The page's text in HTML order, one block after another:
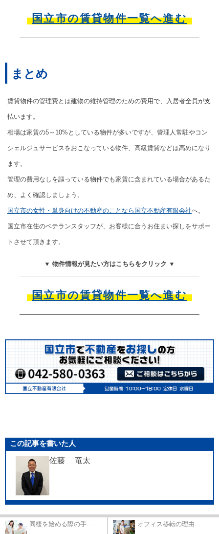
国立市の賃貸物件一覧へ進む
まとめ
賃貸物件の管理費とは建物の維持管理のための費用で、入居者全員が支
払います。
相場は家賃の5～10%としている物件が多いですが、管理人常駐やコン
シェルジュサービスをおこなっている物件、高級賃貸などは高めになり
ます。
管理の費用なしを謳っている物件でも家賃に含まれている場合があるた
め、よく確認しましょう。
国立市の女性・単身向けの不動産のことなら国立不動産有限会社へ。
国立市在住のベテランスタッフが、お客様に合うお住まい探しをサポー
トさせて頂きます。
▼ 物件情報が見たい方はこちらをクリック ▼
国立市の賃貸物件一覧へ進む
この記事を書いた人
佐藤 竜太
同棲を始める際の手... オフィス移転の理由...